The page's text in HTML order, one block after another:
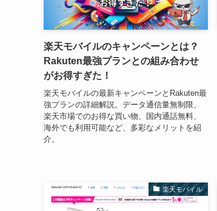
楽天モバイルのキャンペーンとは？
Rakuten最強プランとの組み合わせ
がお得すぎた！
楽天モバイルの最新キャンペーンとRakuten最
強プランの詳細解説。データ通信量無制限、
楽天市場でのお得な買い物、国内通話無料、
海外でも利用可能など、多彩なメリットを紹
介。
楽天モバイル